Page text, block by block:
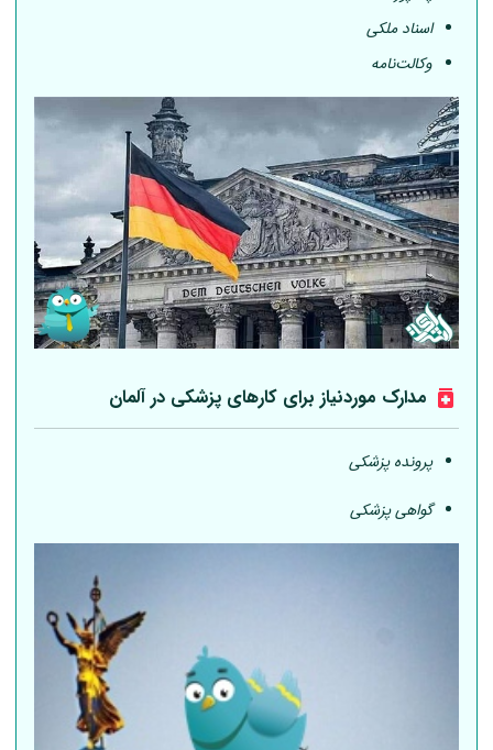
اسناد ملکی
وکالت‌نامه
مدارک موردنیاز برای کارهای پزشکی درآلمان
پرونده پزشکی
گواهی پزشکی